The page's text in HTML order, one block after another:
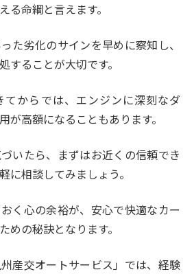
る命綱と言えます。
た劣化のサインを早めに察知し、
することが大切です。
てからでは、エンジンに深刻なダ
が高額になることもあります。
いたら、まずはお近くの信頼でき
に相談してみましょう。
く心の余裕が、安心で快適なカー
めの秘訣となります。
産交オートサービス」では、経験